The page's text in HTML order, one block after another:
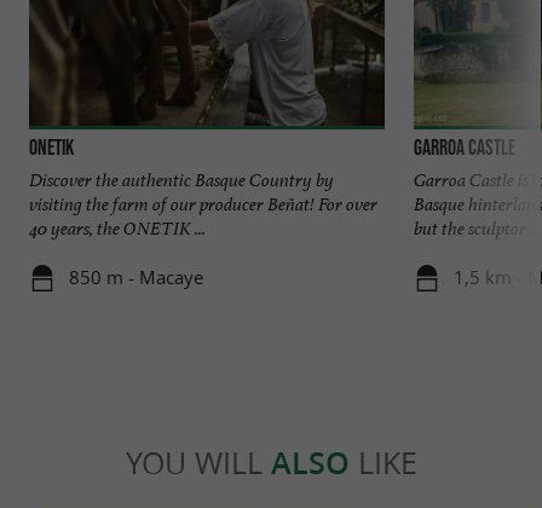
Onetik
Discover the authentic Basque Country by
visiting the farm of our producer Beñat! For over
40 years, the ONETIK ...
850 m - Macaye
Garroa Castle
Garroa Castle is
Basque
but the sculptor ...
1,5 km -
YOU WILL ALSO LIKE